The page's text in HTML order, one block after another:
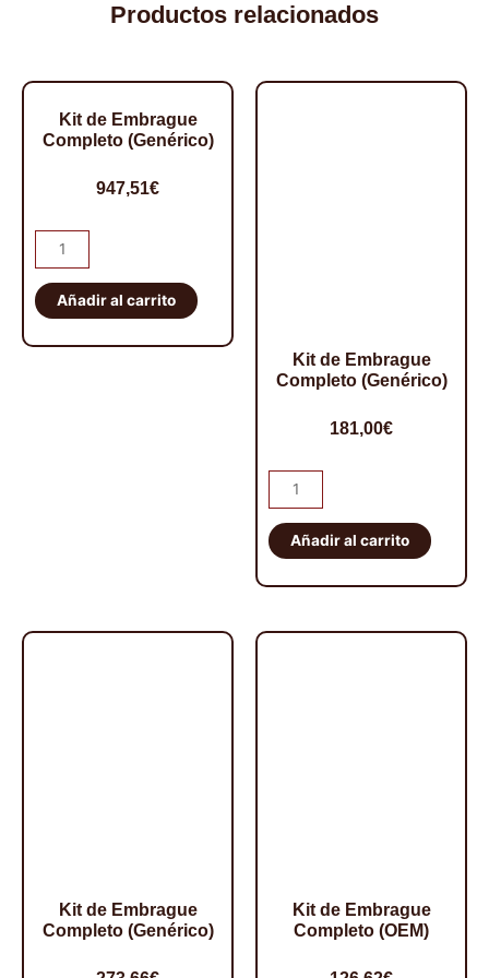
Productos relacionados
Kit de Embrague
Completo (Genérico)
947,51€
de
Embrague
Completo
(Genérico)
Añadir al carrito
Kit de Embrague
Completo (Genérico)
181,00€
de
Embrague
Completo
(Genérico)
Añadir al carrito
Kit de Embrague
Completo (Genérico)
Kit de Embrague
Completo (OEM)